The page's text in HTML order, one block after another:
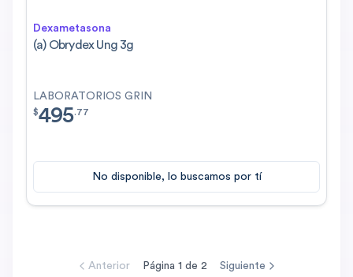
Dexametasona
(a) Obrydex Ung 3g
LABORATORIOS GRIN
$495.77
$495.77
No disponible, lo buscamos por tí
Anterior Página 1 de 2 Siguiente